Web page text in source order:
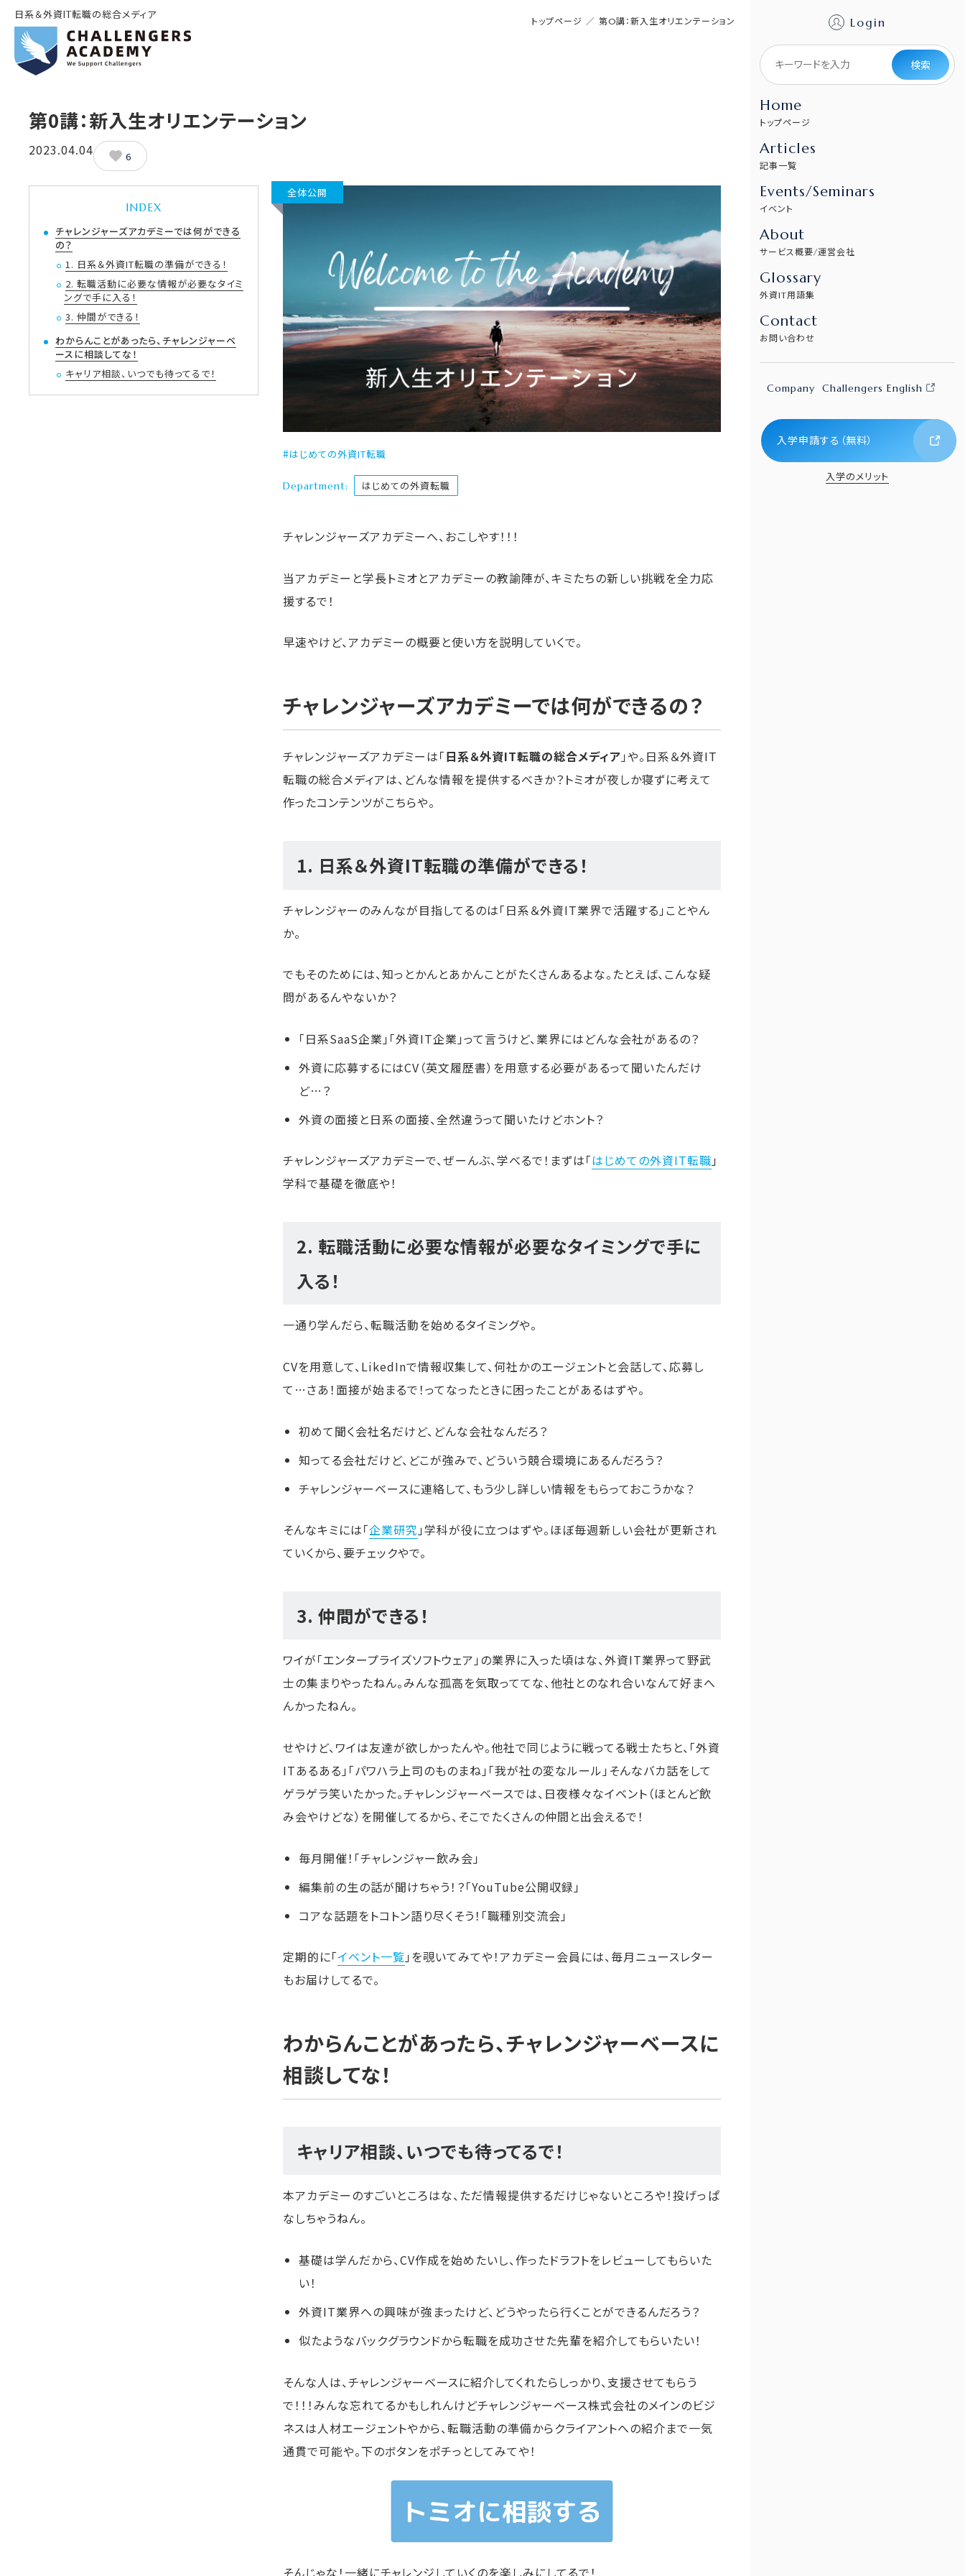
日系＆外資IT転職の総合メディア
Login
検索
Home
トップページ
Articles
記事一覧
Events/Seminars
イベント
About
サービス概要/運営会社
Glossary
外資IT用語集
Contact
お問い合わせ
Company Challengers English
入学申請する（無料）
入学のメリット
トップページ ／ 第0講：新入生オリエンテーション
第0講：新入生オリエンテーション
2023.04.04 6
INDEX
チャレンジャーズアカデミーでは何ができる
の？
1. 日系＆外資IT転職の準備ができる！
2. 転職活動に必要な情報が必要なタイミ
ングで手に入る！
3. 仲間ができる！
わからんことがあったら、チャレンジャーベ
ースに相談してな！
キャリア相談、いつでも待ってるで！
全体公開
はじめての外資IT転職
Department: はじめての外資転職
チャレンジャーズアカデミーへ、おこしやす！！！
当アカデミーと学長トミオとアカデミーの教諭陣が、キミたちの新しい挑戦を全力応
援するで！
早速やけど、アカデミーの概要と使い方を説明していくで。
チャレンジャーズアカデミーでは何ができるの？
チャレンジャーズアカデミーは「日系＆外資IT転職の総合メディア 」や。日系＆外資IT
転職の総合メディアは、どんな情報を提供するべきか？トミオが夜しか寝ずに考えて
作ったコンテンツがこちらや。
1. 日系＆外資IT転職の準備ができる！
チャレンジャーのみんなが目指してるのは「日系＆外資IT業界で活躍する」ことやん
か。
でもそのためには、知っとかんとあかんことがたくさんあるよな。たとえば、こんな疑
問があるんやないか？
「日系SaaS企業」「外資IT企業」って言うけど、業界にはどんな会社があるの？
外資に応募するにはCV（英文履歴書）を用意する必要があるって聞いたんだけ
ど…？
外資の面接と日系の面接、全然違うって聞いたけどホント？
チャレンジャーズアカデミーで、ぜーんぶ、学べるで！まずは「はじめての外資IT転職 」
学科で基礎を徹底や！
2. 転職活動に必要な情報が必要なタイミングで手に
入る！
一通り学んだら、転職活動を始めるタイミングや。
CVを用意して、LikedInで情報収集して、何社かのエージェントと会話して、応募し
て…さあ！面接が始まるで！ってなったときに困ったことがあるはずや。
初めて聞く会社名だけど、どんな会社なんだろ？
知ってる会社だけど、どこが強みで､どういう競合環境にあるんだろう？
チャレンジャーベースに連絡して、もう少し詳しい情報をもらっておこうかな？
そんなキミには「企業研究 」学科が役に立つはずや。ほぼ毎週新しい会社が更新され
ていくから、要チェックやで。
3. 仲間ができる！
ワイが「エンタープライズソフトウェア」の業界に入った頃はな、外資IT業界って野武
士の集まりやったねん。みんな孤高を気取っててな、他社とのなれ合いなんて好まへ
んかったねん。
せやけど、ワイは友達が欲しかったんや。他社で同じように戦ってる戦士たちと、「外資
ITあるある」「パワハラ上司のものまね」「我が社の変なルール」そんなバカ話をして
ゲラゲラ笑いたかった。チャレンジャーベースでは、日夜様々なイベント（ほとんど飲
み会やけどな）を開催してるから、そこでたくさんの仲間と出会えるで！
毎月開催！「チャレンジャー飲み会」
編集前の生の話が聞けちゃう！？「YouTube公開収録」
コアな話題をトコトン語り尽くそう！「職種別交流会」
定期的に「イベント一覧 」を覗いてみてや！アカデミー会員には、毎月ニュースレター
もお届けしてるで。
わからんことがあったら、チャレンジャーベースに
相談してな！
キャリア相談、いつでも待ってるで！
本アカデミーのすごいところはな、ただ情報提供するだけじゃないところや！投げっぱ
なしちゃうねん。
基礎は学んだから、CV作成を始めたいし、作ったドラフトをレビューしてもらいた
い！
外資IT業界への興味が強まったけど、どうやったら行くことができるんだろう？
似たようなバックグラウンドから転職を成功させた先輩を紹介してもらいたい！
そんな人は、チャレンジャーベースに紹介してくれたらしっかり、支援させてもらう
で！！！みんな忘れてるかもしれんけどチャレンジャーベース株式会社のメインのビジ
ネスは人材エージェントやから、転職活動の準備からクライアントへの紹介まで一気
通貫で可能や。下のボタンをポチっとしてみてや！
そんじゃな！一緒にチャレンジしていくのを楽しみにしてるで！